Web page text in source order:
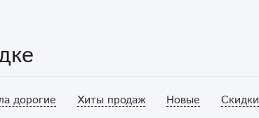
дорогие Хиты продаж Новые Скидки